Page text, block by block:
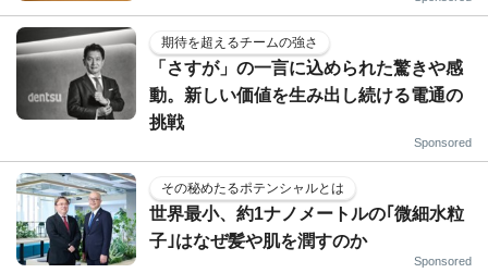
期待を超えるチームの強さ
「さすが」の一言に込められた驚きや感
動。新しい価値を生み出し続ける電通の
挑戦
Sponsored
その秘めたるポテンシャルとは
世界最小、約1ナノメートルの｢微細水粒
子｣はなぜ髪や肌を潤すのか
Sponsored